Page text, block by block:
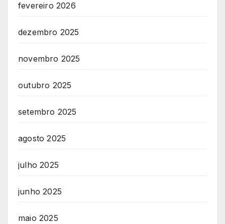
fevereiro 2026
dezembro 2025
novembro 2025
outubro 2025
setembro 2025
agosto 2025
julho 2025
junho 2025
maio 2025